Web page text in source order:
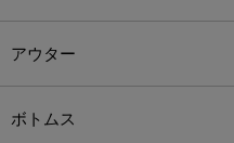
アウター
ボトムス